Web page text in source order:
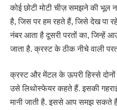
कोई छोटी मोटी चीज़ समझने की भूल
है, जिस पर हम रहते हैं, जिसे देख पा
नंबर आता है दूसरी परतों का, जिन्हें
जाता है. क्रस्ट के ठीक नीचे वाली
क्रस्ट और मेंटल के ऊपरी हिस्से दोनों
उसे लिथोस्फेयर कहते हैं. इसकी
मानी जाती है. इससे आप समझ सकते